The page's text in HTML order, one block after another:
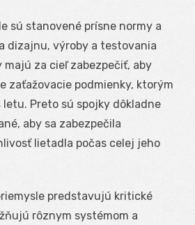
sú stanovené prísne normy a
dizajnu, výroby a testovania
majú za cieľ zabezpečiť, aby
zaťažovacie podmienky, ktorým
Preto sú spojky dôkladne
aby sa zabezpečila
lietadla počas celej jeho
predstavujú kritické
rôznym systémom a